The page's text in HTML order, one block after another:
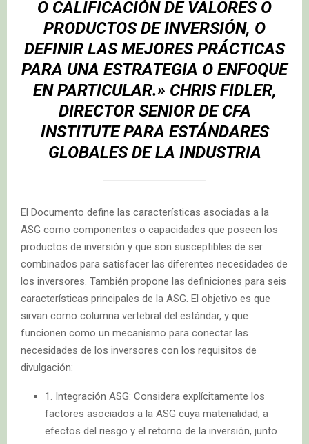
O CALIFICACIÓN DE VALORES O
PRODUCTOS DE INVERSIÓN, O
DEFINIR LAS MEJORES PRÁCTICAS
PARA UNA ESTRATEGIA O ENFOQUE
EN PARTICULAR.» CHRIS FIDLER,
DIRECTOR SENIOR DE CFA
INSTITUTE PARA ESTÁNDARES
GLOBALES DE LA INDUSTRIA
El Documento define las características asociadas a la
ASG como componentes o capacidades que poseen los
productos de inversión y que son susceptibles de ser
combinados para satisfacer las diferentes necesidades de
los inversores. También propone las definiciones para seis
características principales de la ASG. El objetivo es que
sirvan como columna vertebral del estándar, y que
funcionen como un mecanismo para conectar las
necesidades de los inversores con los requisitos de
divulgación:
1. Integración ASG: Considera explícitamente los
factores asociados a la ASG cuya materialidad, a
efectos del riesgo y el retorno de la inversión, junto